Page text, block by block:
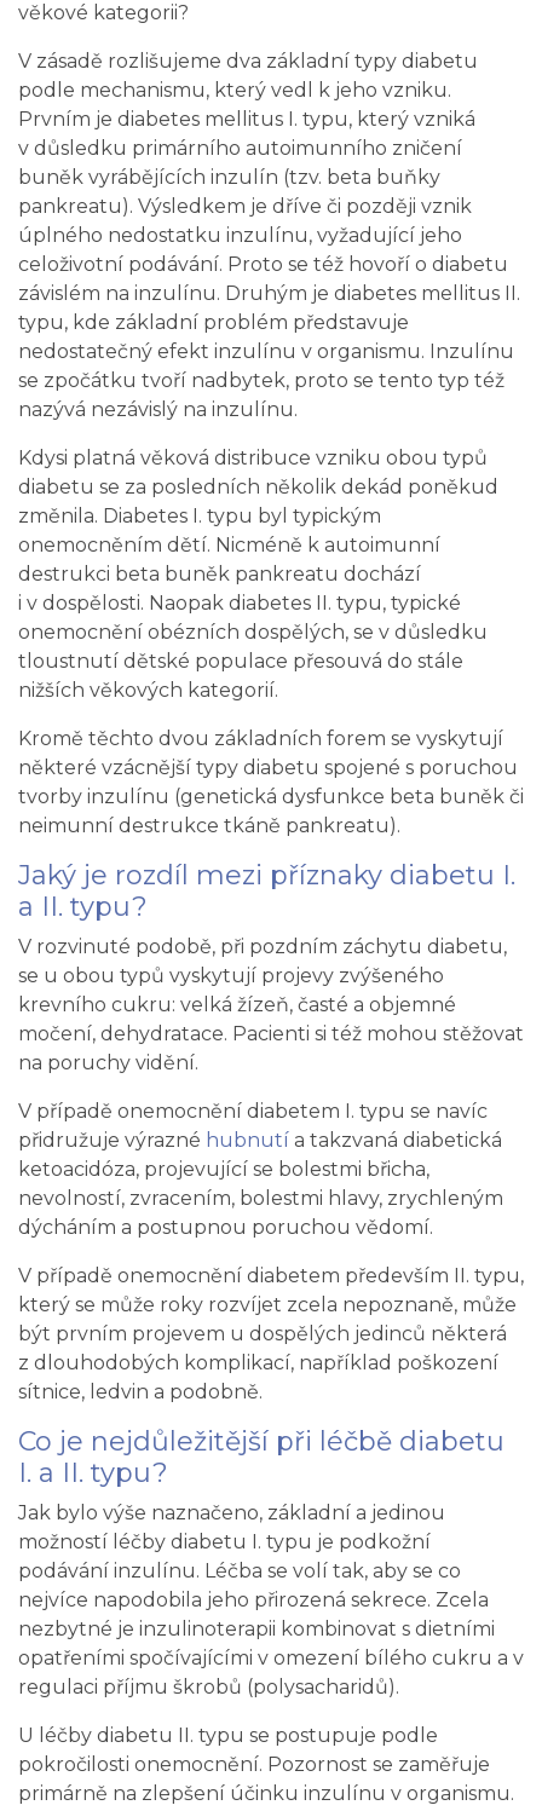
věkové kategorii?
V zásadě rozlišujeme dva základní typy diabetu
podle mechanismu, který vedl k jeho vzniku.
Prvním je diabetes mellitus I. typu, který vzniká
v důsledku primárního autoimunního zničení
buněk vyrábějících inzulín (tzv. beta buňky
pankreatu). Výsledkem je dříve či později vznik
úplného nedostatku inzulínu, vyžadující jeho
celoživotní podávání. Proto se též hovoří o diabetu
závislém na inzulínu. Druhým je diabetes mellitus II.
typu, kde základní problém představuje
nedostatečný efekt inzulínu v organismu. Inzulínu
se zpočátku tvoří nadbytek, proto se tento typ též
nazývá nezávislý na inzulínu.
Kdysi platná věková distribuce vzniku obou typů
diabetu se za posledních několik dekád poněkud
změnila. Diabetes I. typu byl typickým
onemocněním dětí. Nicméně k autoimunní
destrukci beta buněk pankreatu dochází
i v dospělosti. Naopak diabetes II. typu, typické
onemocnění obézních dospělých, se v důsledku
tloustnutí dětské populace přesouvá do stále
nižších věkových kategorií.
Kromě těchto dvou základních forem se vyskytují
některé vzácnější typy diabetu spojené s poruchou
tvorby inzulínu (genetická dysfunkce beta buněk či
neimunní destrukce tkáně pankreatu).
Jaký je rozdíl mezi příznaky diabetu I.
a II. typu?
V rozvinuté podobě, při pozdním záchytu diabetu,
se u obou typů vyskytují projevy zvýšeného
krevního cukru: velká žízeň, časté a objemné
močení, dehydratace. Pacienti si též mohou stěžovat
na poruchy vidění.
V případě onemocnění diabetem I. typu se navíc
přidružuje výrazné hubnutí a takzvaná diabetická
ketoacidóza, projevující se bolestmi břicha,
nevolností, zvracením, bolestmi hlavy, zrychleným
dýcháním a postupnou poruchou vědomí.
V případě onemocnění diabetem především II. typu,
který se může roky rozvíjet zcela nepoznaně, může
být prvním projevem u dospělých jedinců některá
z dlouhodobých komplikací, například poškození
sítnice, ledvin a podobně.
Co je nejdůležitější při léčbě diabetu
I. a II. typu?
Jak bylo výše naznačeno, základní a jedinou
možností léčby diabetu I. typu je podkožní
podávání inzulínu. Léčba se volí tak, aby se co
nejvíce napodobila jeho přirozená sekrece. Zcela
nezbytné je inzulinoterapii kombinovat s dietními
opatřeními spočívajícími v omezení bílého cukru a v
regulaci příjmu škrobů (polysacharidů).
U léčby diabetu II. typu se postupuje podle
pokročilosti onemocnění. Pozornost se zaměřuje
primárně na zlepšení účinku inzulínu v organismu.